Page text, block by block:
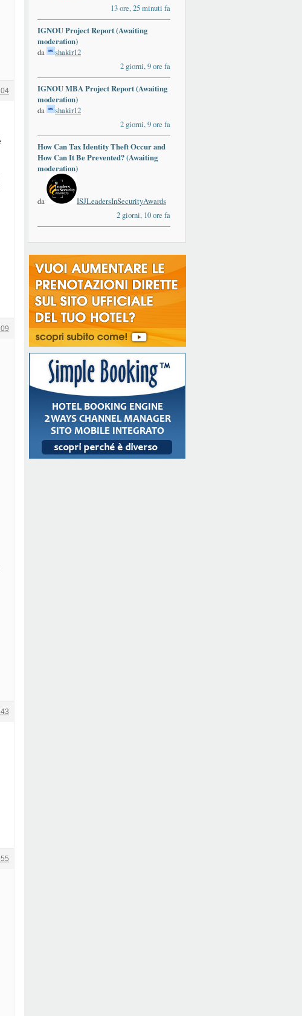
13 ore, 25 minuti fa
IGNOU Project Report (Awaiting
moderation)
da
shakir12
2 giorni, 9 ore fa
IGNOU MBA Project Report (Awaiting
moderation)
da
shakir12
2 giorni, 9 ore fa
How Can Tax Identity Theft Occur and
How Can It Be Prevented? (Awaiting
moderation)
da
ISJLeadersInSecurityAwards
2 giorni, 10 ore fa